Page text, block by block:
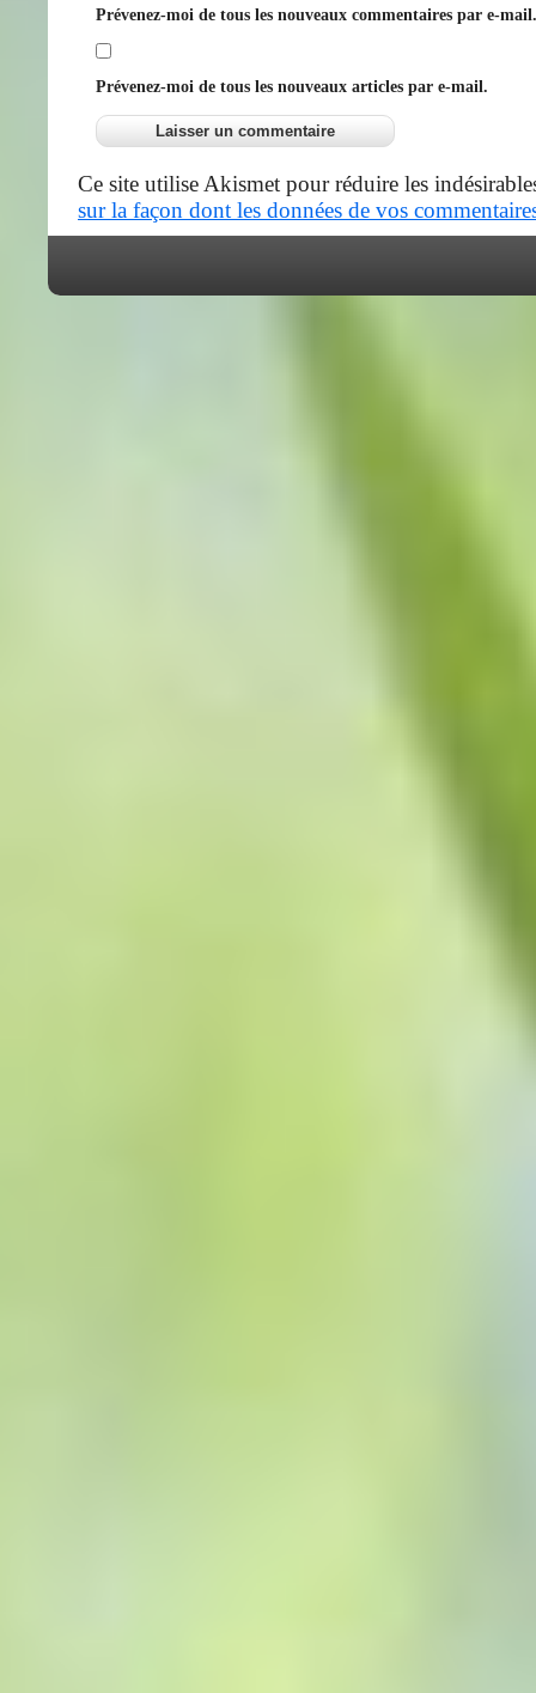
Prévenez-moi de tous les nouveaux commentaires par e-mail.
Prévenez-moi de tous les nouveaux articles par e-mail.
Ce site utilise Akismet pour réduire les
sur la façon dont les données de vos